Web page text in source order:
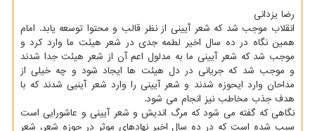
رضا یزدانی
انقلاب موجب شد که شعر آیینی از نظر قالب و محتوا توسعه یابد. امام
همین نگاه در ده سال اخیر لطمه جدی در شعر هیئت ما وارد کرد و
موجب شد که شعر آیینی ما به مدلول اعم آن از شعر هیئت جدا شدند
و موجب شد که جریانی در دل هیئت ها ایجاد شود و چه خیلی از
مداحان وارد ایحوزه شدند و شعر آیینی را وارد شعر آینیی شدند که با
هدف جذب مخاطب نیز انجام می شود.
نگاهی که گفته می شود که مرگ اندیش و شعر آیینی و عاشورایی است
سبب شده است که در ده سال اخیر نهادهای موثر در حوزه شعر، شعر